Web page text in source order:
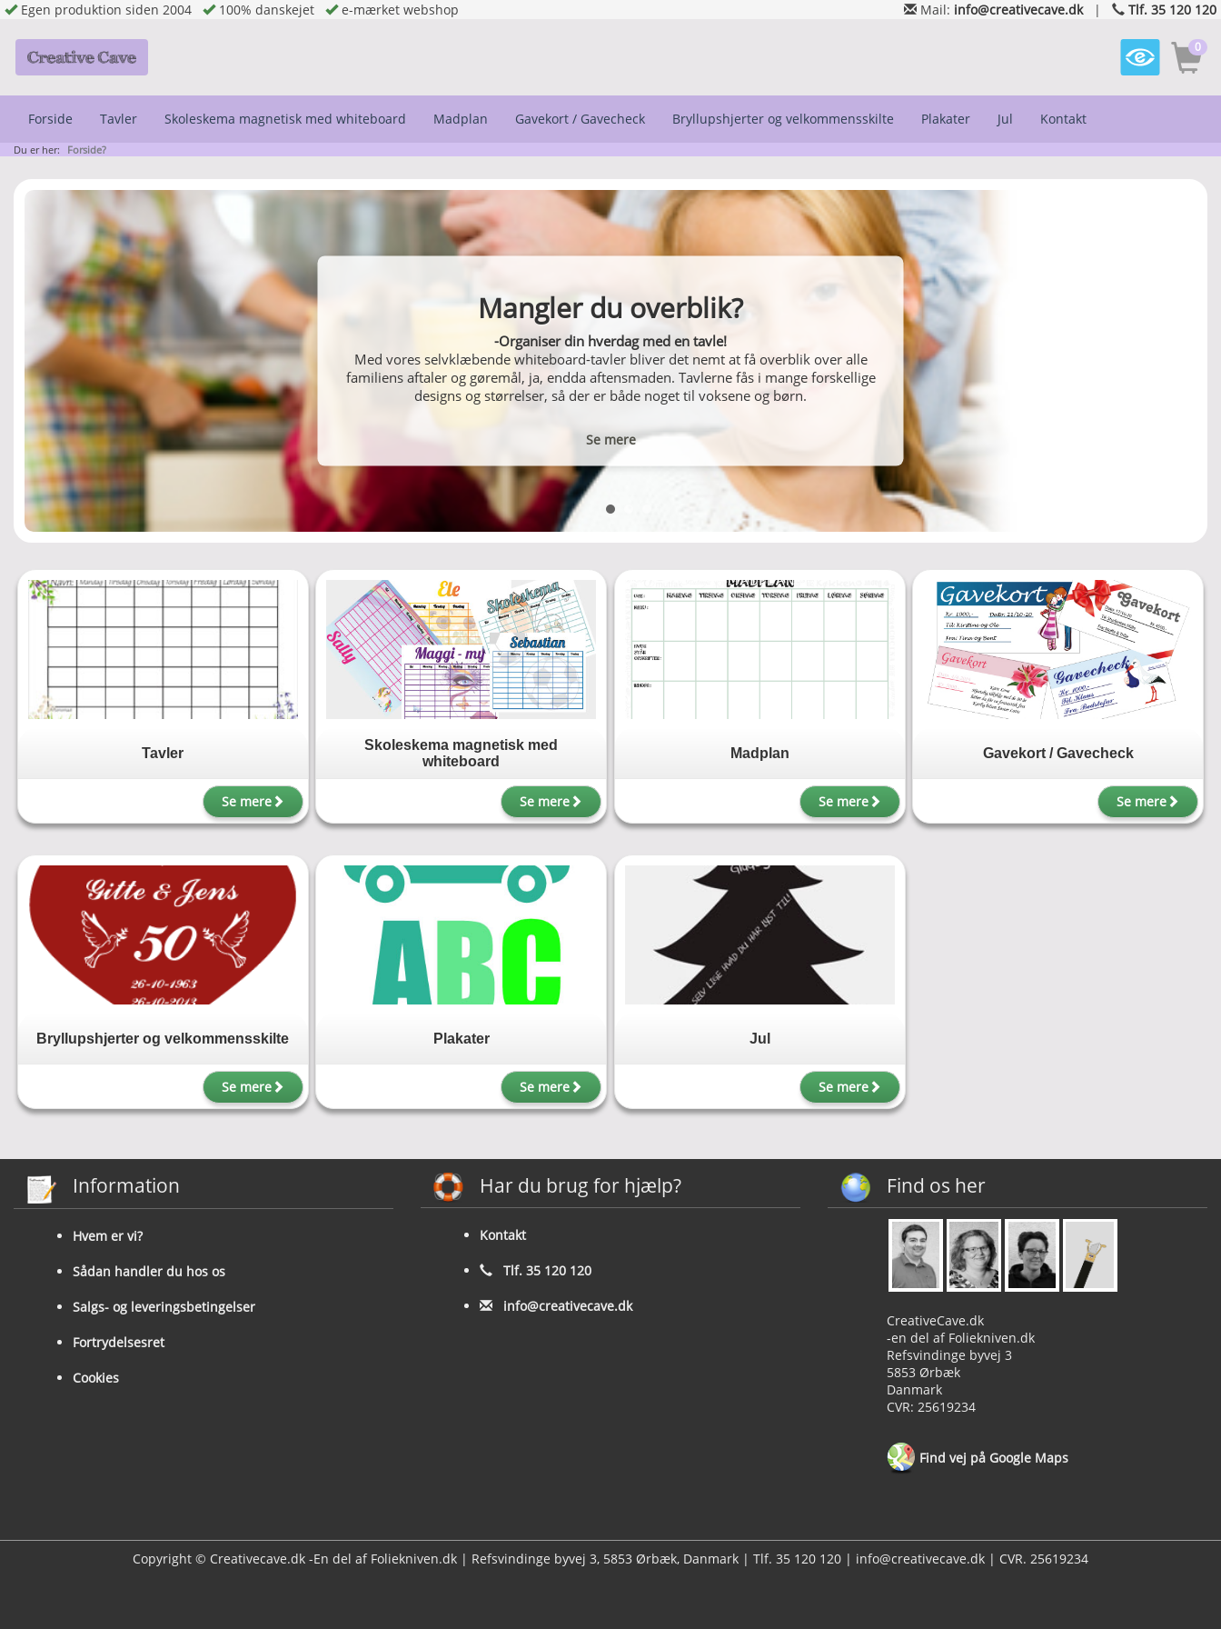
Egen produktion siden 2004 100% danskejet e-mærket webshop Mail: info@creativecave.dk| Tlf. 35 120 120
0
Forside Tavler Skoleskema magnetisk med whiteboard Madplan Gavekort / Gavecheck Bryllupshjerter og velkommensskilte Plakater Jul Kontakt
Du er her: Forside?
Mangler du overblik?
-Organiser din hverdag med en tavle!
Med vores selvklæbende whiteboard-tavler bliver det nemt at få overblik over alle
familiens aftaler og gøremål, ja, endda aftensmaden. Tavlerne fås i mange forskellige
designs og størrelser, så der er både noget til voksene og børn.
Se mere
Wallstickers
Indret dig personligt. Få lavet din egen tekst lige til at hænge på væggen, eller vælg
mellem vores andre flotte motiver.
Tavler
Se mere
Skoleskema magnetisk med
whiteboard
Se mere
Madplan
Se mere
Gavekort / Gavecheck
Se mere
Bryllupshjerter og velkommensskilte
Se mere
Plakater
Se mere
Jul
Se mere
Information
Hvem er vi?
Sådan handler du hos os
Salgs- og leveringsbetingelser
Fortrydelsesret
Cookies
Har du brug for hjælp?
Kontakt
Tlf. 35 120 120
info@creativecave.dk
Find os her
CreativeCave.dk
-en del af Foliekniven.dk
Refsvindinge byvej 3
5853 Ørbæk
Danmark
CVR: 25619234
Find vej på Google Maps
Copyright © Creativecave.dk -En del af Foliekniven.dk | Refsvindinge byvej 3, 5853 Ørbæk, Danmark | Tlf. 35 120 120 | info@creativecave.dk | CVR. 25619234